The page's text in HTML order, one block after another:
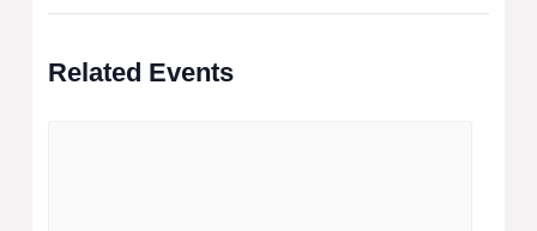
Related Events